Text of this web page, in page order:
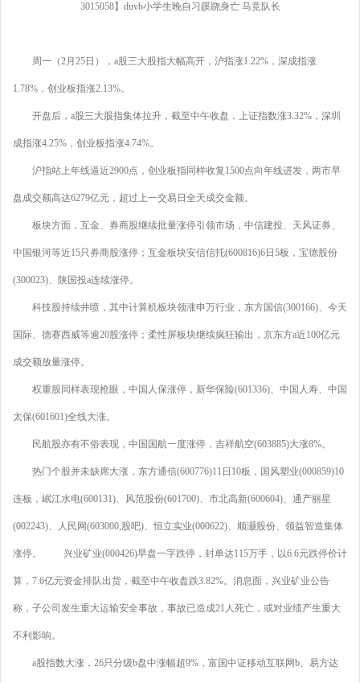
3015058】duvb小学生晚自习蹊跷身亡 马竞队长
周一（2月25日），a股三大股指大幅高开，沪指涨1.22%，深成指涨
1.78%，创业板指涨2.13%。
开盘后，a股三大股指集体拉升，截至中午收盘，上证指数涨3.32%，深圳
成指涨4.25%，创业板指涨4.74%。
沪指站上年线逼近2900点，创业板指同样收复1500点向年线进发，两市早
盘成交额高达6279亿元，超过上一交易日全天成交金额。
板块方面，互金、券商股继续批量涨停引领市场，中信建投、天风证券、
中国银河等近15只券商股涨停；互金板块安信信托(600816)6日5板，宝德股份
(300023)、陕国投a连续涨停。
科技股持续井喷，其中计算机板块领涨申万行业，东方国信(300166)、今天
国际、德赛西威等逾20股涨停；柔性屏板块继续疯狂输出，京东方a近100亿元
成交额放量涨停。
权重股同样表现抢眼，中国人保涨停，新华保险(601336)、中国人寿、中国
太保(601601)全线大涨。
民航股亦有不俗表现，中国国航一度涨停，吉祥航空(603885)大涨8%。
热门个股并未缺席大涨，东方通信(600776)11日10板，国风塑业(000859)10
连板，岷江水电(600131)、风范股份(601700)、市北高新(600604)、通产丽星
(002243)、人民网(603000,股吧)、恒立实业(000622)、顺灏股份、领益智造集体
涨停。 兴业矿业(000426)早盘一字跌停，封单达115万手，以6.6元跌停价计
算，7.6亿元资金排队出货，截至中午收盘跌3.82%。消息面，兴业矿业公告
称，子公司发生重大运输安全事故，事故已造成21人死亡，或对业绩产生重大
不利影响。
a股指数大涨，26只分级b盘中涨幅超9%，富国中证移动互联网b、易方达